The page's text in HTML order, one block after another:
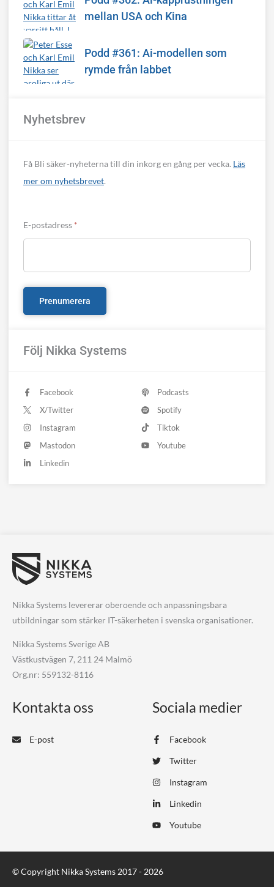
mellan USA och Kina
Podd #361: Ai-modellen som
rymde från labbet
Nyhetsbrev
Få Bli säker-nyheterna till din inkorg en gång per vecka. Läs
mer om nyhetsbrevet.
E-postadress *
Följ Nikka Systems
Facebook
X/Twitter
Instagram
Mastodon
Linkedin
Podcasts
Spotify
Tiktok
Youtube
Nikka Systems levererar oberoende och anpassningsbara
utbildningar som stärker IT-säkerheten i svenska organisationer.
Nikka Systems Sverige AB
Västkustvägen 7, 211 24 Malmö
Org.nr: 559132-8116
Kontakta oss
E-post
Sociala medier
Facebook
Twitter
Instagram
Linkedin
Youtube
© Copyright Nikka Systems 2017 - 2026